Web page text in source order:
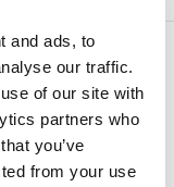
and ads, to
our traffic.
of our site with
partners who
you’ve
from your use